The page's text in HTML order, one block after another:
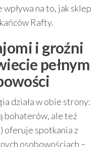
na to, jak sklep
Rafty.
i groźni
pełnym
działa w obie strony:
bohaterów, ale też
oferuje spotkania z
osobowościach –